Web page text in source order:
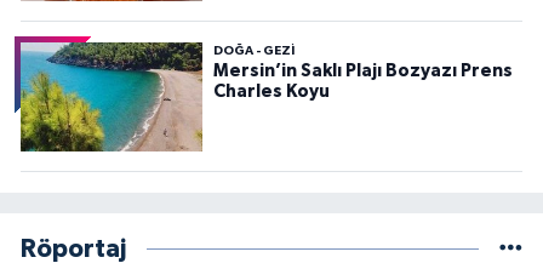
DOĞA - GEZI
Mersin’in Saklı Plajı Bozyazı Prens
Charles Koyu
Röportaj